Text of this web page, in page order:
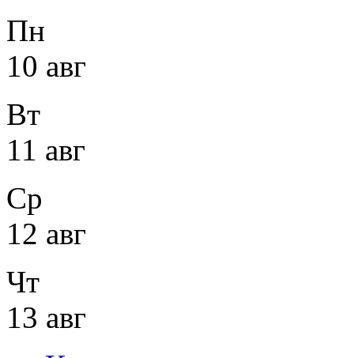
Пн
10 авг
Вт
11 авг
Ср
12 авг
Чт
13 авг